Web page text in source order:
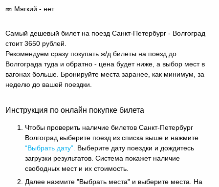
🎫 Мягкий - нет
Самый дешевый билет на поезд Санкт-Петербург - Волгоград
стоит 3650 рублей.
Рекомендуем сразу покупать ж/д билеты на поезд до
Волгограда туда и обратно - цена будет ниже, а выбор мест в
вагонах больше. Бронируйте места заранее, как минимум, за
неделю до вашей поездки.
Инструкция по онлайн покупке билета
Чтобы проверить наличие билетов Санкт-Петербург
Волгоград выберите поезд из списка выше и нажмите
“Выбрать дату”. Выберите дату поездки и дождитесь
загрузки результатов. Система покажет наличие
свободных мест и их стоимость.
Далее нажмите "Выбрать места" и выберите места. На